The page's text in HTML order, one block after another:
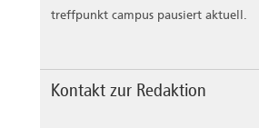
treffpunkt campus pausiert aktuell.
Kontakt zur Redaktion